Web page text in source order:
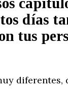
días
tus
diferentes,